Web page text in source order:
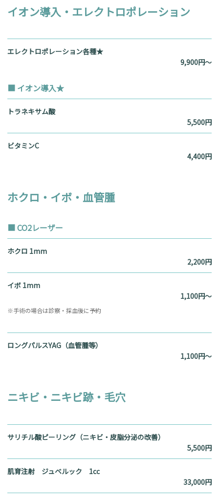
イオン導入・エレクトロポレーション
エレクトロポレーション各種★
9,900円～
■ イオン導入★
トラネキサム酸
5,500円
ビタミンC
4,400円
ホクロ・イボ・血管腫
■ CO2レーザー
ホクロ 1mm
2,200円
イボ 1mm
1,100円～
※手術の場合は診察・採血後に予約
ロングパルスYAG（血管腫等）
1,100円～
ニキビ・ニキビ跡・毛穴
サリチル酸ピーリング（ニキビ・皮脂分泌の改善）
5,500円
肌育注射 ジュベルック 1cc
33,000円